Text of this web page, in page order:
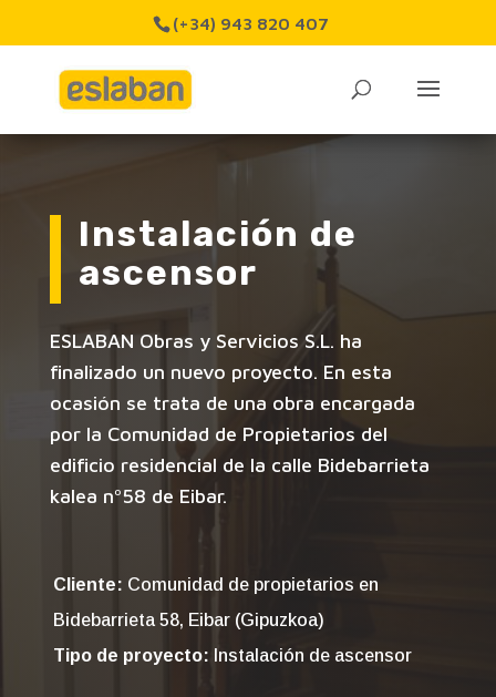
(+34) 943 820 407
Instalación de
ascensor
ESLABAN Obras y Servicios S.L. ha
finalizado un nuevo proyecto. En esta
ocasión se trata de una obra encargada
por la Comunidad de Propietarios del
edificio residencial de la calle Bidebarrieta
kalea nº58 de Eibar.
Cliente: Comunidad de propietarios en
Bidebarrieta 58, Eibar (Gipuzkoa)
Tipo de proyecto: Instalación de ascensor